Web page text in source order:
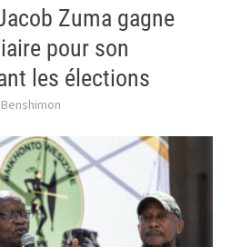
Zuma gagne
pour son
les élections